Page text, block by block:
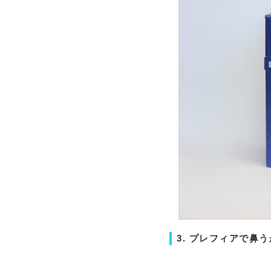
3. プレフィアで鼻う